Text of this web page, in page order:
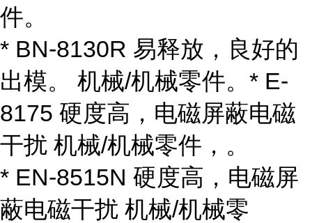
件。
* BN-8130R 易释放，良好的
出模。 机械/机械零件。* E-
8175 硬度高，电磁屏蔽电磁
干扰 机械/机械零件，。
* EN-8515N 硬度高，电磁屏
蔽电磁干扰 机械/机械零